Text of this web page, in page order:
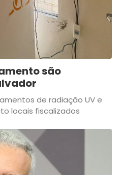
são
de radiação UV e
locais fiscalizados